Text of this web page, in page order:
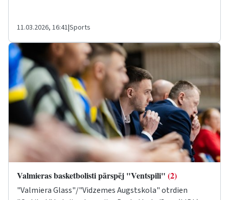
11.03.2026, 16:41|Sports
Valmieras basketbolisti pārspēj "Ventspili" (2)
"Valmiera Glass"/"Vidzemes Augstskola" otrdien